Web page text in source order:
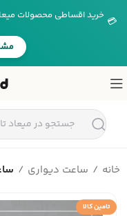
💳 خرید اقساطی محصولات
خانه ساعت دیواری
تامین کالا